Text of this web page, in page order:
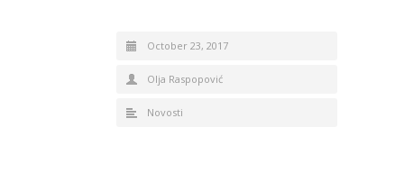
October 23, 2017
Olja Raspopović
Novosti